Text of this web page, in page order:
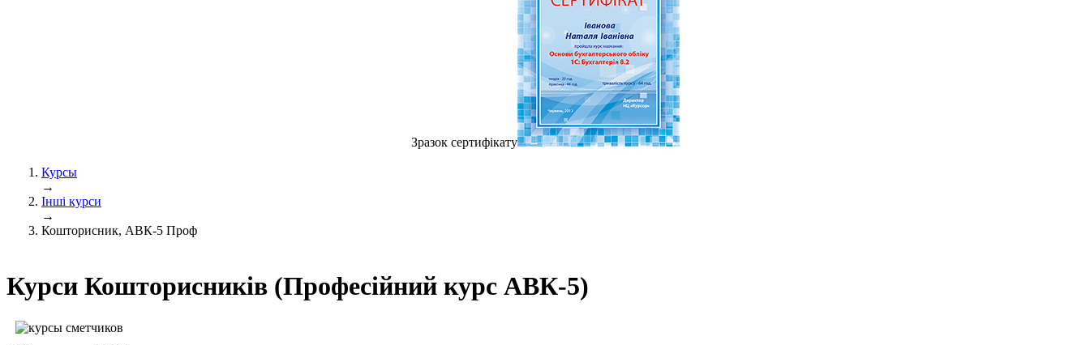
Зразок сертифiкату
Курсы
→
Інші курси
→
Кошторисник, АВК-5 Проф
Курси Кошторисників (Професійний курс АВК-5)